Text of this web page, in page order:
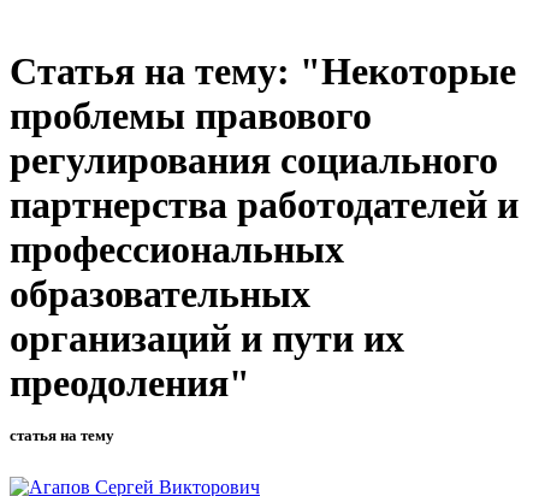
Статья на тему: "Некоторые
проблемы правового
регулирования социального
партнерства работодателей и
профессиональных
образовательных
организаций и пути их
преодоления"
статья на тему